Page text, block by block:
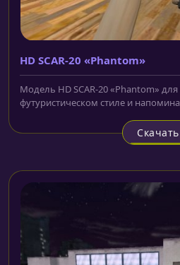
HD SCAR-20 «Phantom»
Модель HD SCAR-20 «Phantom»
футуристическом стиле и
Скачать